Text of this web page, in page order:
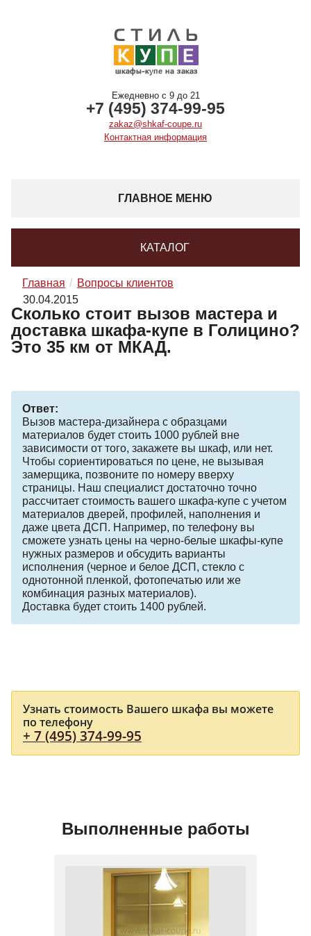
Ежедневно с 9 до 21
+7 (495) 374-99-95
zakaz@shkaf-coupe.ru
Контактная информация
ГЛАВНОЕ МЕНЮ
КАТАЛОГ
Главная
Вопросы клиентов
30.04.2015
Сколько стоит вызов мастера и
доставка шкафа-купе в Голицино?
Это 35 км от МКАД.
Ответ:
Вызов мастера-дизайнера с образцами
материалов будет стоить 1000 рублей вне
зависимости от того, закажете вы шкаф, или нет.
Чтобы сориентироваться по цене, не вызывая
замерщика, позвоните по номеру вверху
страницы. Наш специалист достаточно точно
рассчитает стоимость вашего шкафа-купе с учетом
материалов дверей, профилей, наполнения и
даже цвета ДСП. Например, по телефону вы
сможете узнать цены на черно-белые шкафы-купе
нужных размеров и обсудить варианты
исполнения (черное и белое ДСП, стекло с
однотонной пленкой, фотопечатью или же
комбинация разных материалов).
Доставка будет стоить 1400 рублей.
Узнать стоимость Вашего шкафа вы можете
по телефону
+ 7 (495) 374-99-95
Выполненные работы